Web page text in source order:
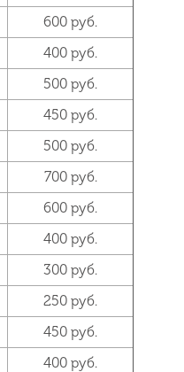
600 руб.
400 руб.
500 руб.
450 руб.
500 руб.
700 руб.
600 руб.
400 руб.
300 руб.
250 руб.
450 руб.
400 руб.